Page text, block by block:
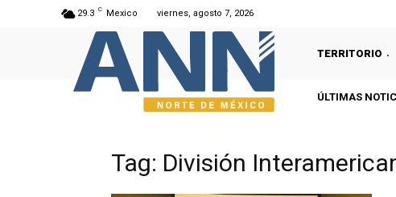
29.3 C Mexico viernes, agosto 7, 2026
TERRITORIO
ÚLTIMAS
Tag: División